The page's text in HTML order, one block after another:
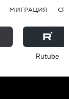
МИГРАЦИЯ
Rutube